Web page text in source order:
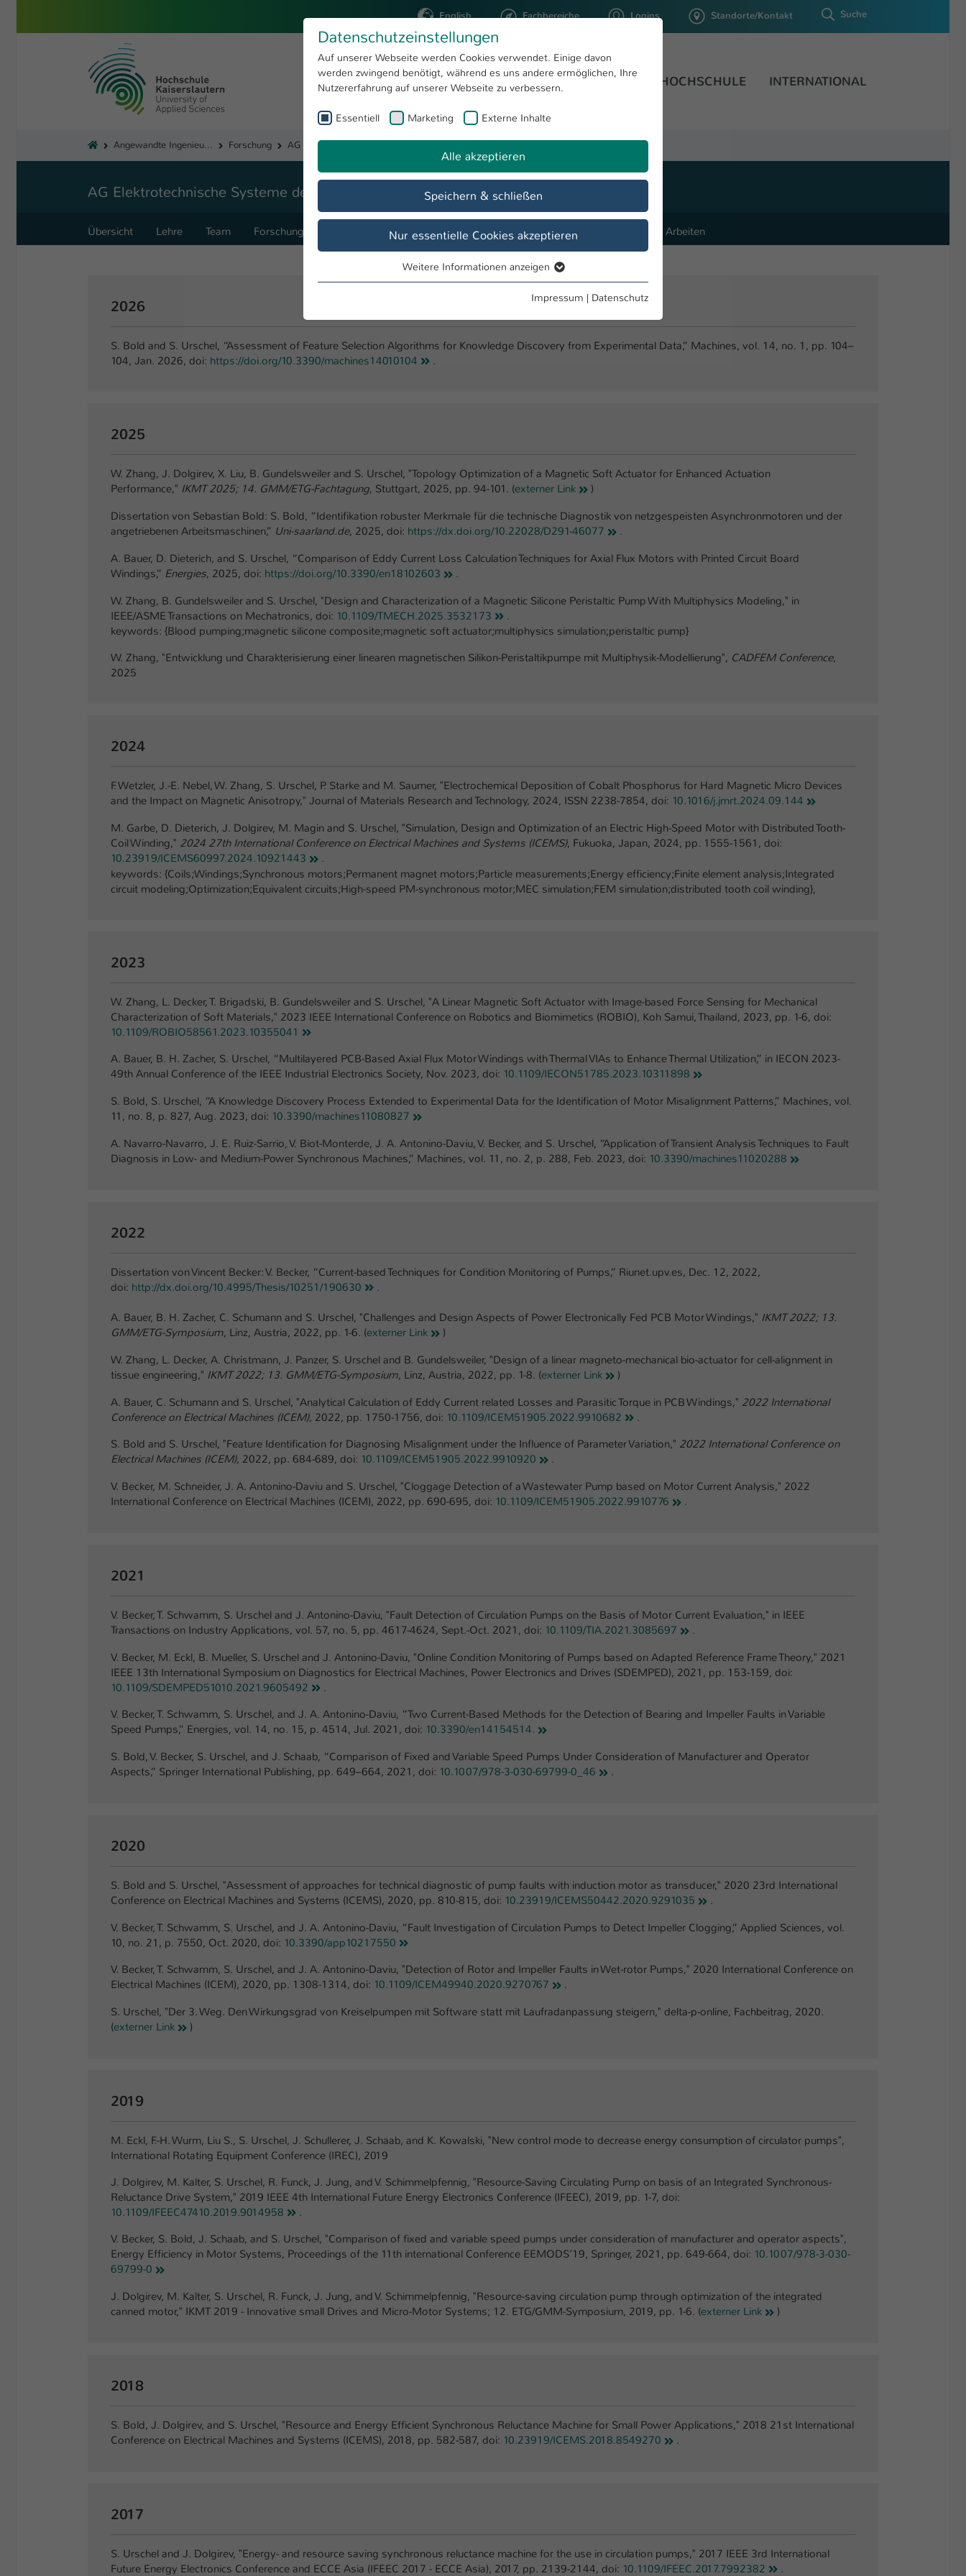
English Fachbereiche Logins Standorte/Kontakt Suche
Hochschule Kaiserslautern
STUDIUM FORSCHUNG HOCHSCHULE INTERNATIONAL
Sie sind hier: Angewandte Ingenieurwissenschaften Forschung
AG Elektrotechnische Systeme der Mechatronik
Übersicht Lehre Team Forschung Ausstattung/Dienstleistungen Veröffentlichungen Studentische Arbeiten
2026
S. Bold and S. Urschel, “Assessment of Feature Selection Algorithms for Knowledge Discovery from Experimental Data,” Machines, vol. 14, no. 1, pp. 104–
104, Jan. 2026, doi: https://doi.org/10.3390/machines14010104 .
2025
W. Zhang, J. Dolgirev, X. Liu, B. Gundelsweiler and S. Urschel, "Topology Optimization of a Magnetic Soft Actuator for Enhanced Actuation
Performance," IKMT 2025; 14. GMM/ETG-Fachtagung, Stuttgart, 2025, pp. 94-101. (externer Link
)
Dissertation von Sebastian Bold: S. Bold, “Identifikation robuster Merkmale für die technische Diagnostik von netzgespeisten Asynchronmotoren und der
angetriebenen Arbeitsmaschinen,” Uni-saarland.de, 2025, doi: https://dx.doi.org/10.22028/D291-46077
.‌
A. Bauer, D. Dieterich, and S. Urschel, “Comparison of Eddy Current Loss Calculation Techniques for Axial Flux Motors with Printed Circuit Board
Windings,” Energies, 2025, doi: https://doi.org/10.3390/en18102603
.
W. Zhang, B. Gundelsweiler and S. Urschel, "Design and Characterization of a Magnetic Silicone Peristaltic Pump With Multiphysics Modeling," in
IEEE/ASME Transactions on Mechatronics, doi: 10.1109/TMECH.2025.3532173
.
keywords: {Blood pumping;magnetic silicone composite;magnetic soft actuator;multiphysics simulation;peristaltic pump}
W. Zhang, "Entwicklung und Charakterisierung einer linearen magnetischen Silikon-Peristaltikpumpe mit Multiphysik-Modellierung", CADFEM Conference,
2025
2024
F. Wetzler, J.-E. Nebel, W. Zhang, S. Urschel, P. Starke and M. Saumer, "Electrochemical Deposition of Cobalt Phosphorus for Hard Magnetic Micro Devices
and the Impact on Magnetic Anisotropy," Journal of Materials Research and Technology, 2024, ISSN 2238-7854, doi: 10.1016/j.jmrt.2024.09.144
M. Garbe, D. Dieterich, J. Dolgirev, M. Magin and S. Urschel, "Simulation, Design and Optimization of an Electric High-Speed Motor with Distributed Tooth-
Coil Winding," 2024 27th International Conference on Electrical Machines and Systems (ICEMS), Fukuoka, Japan, 2024, pp. 1555-1561, doi:
10.23919/ICEMS60997.2024.10921443
.
keywords: {Coils;Windings;Synchronous motors;Permanent magnet motors;Particle measurements;Energy efficiency;Finite element analysis;Integrated
circuit modeling;Optimization;Equivalent circuits;High-speed PM-synchronous motor;MEC simulation;FEM simulation;distributed tooth coil winding},
2023
W. Zhang, L. Decker, T. Brigadski, B. Gundelsweiler and S. Urschel, "A Linear Magnetic Soft Actuator with Image-based Force Sensing for Mechanical
Characterization of Soft Materials," 2023 IEEE International Conference on Robotics and Biomimetics (ROBIO), Koh Samui, Thailand, 2023, pp. 1-6, doi:
10.1109/ROBIO58561.2023.10355041
A. Bauer, B. H. Zacher, S. Urschel, “Multilayered PCB-Based Axial Flux Motor Windings with Thermal VIAs to Enhance Thermal Utilization,” in IECON 2023-
49th Annual Conference of the IEEE Industrial Electronics Society, Nov. 2023, doi: 10.1109/IECON51785.2023.10311898
S. Bold, S. Urschel, “A Knowledge Discovery Process Extended to Experimental Data for the Identification of Motor Misalignment Patterns,” Machines, vol.
11, no. 8, p. 827, Aug. 2023, doi: 10.3390/machines11080827
A. Navarro-Navarro, J. E. Ruiz-Sarrio, V. Biot-Monterde, J. A. Antonino-Daviu, V. Becker, and S. Urschel, “Application of Transient Analysis Techniques to Fault
Diagnosis in Low- and Medium-Power Synchronous Machines,” Machines, vol. 11, no. 2, p. 288, Feb. 2023, doi: 10.3390/machines11020288
2022
Dissertation von Vincent Becker: V. Becker, “Current-based Techniques for Condition Monitoring of Pumps,” Riunet.upv.es, Dec. 12, 2022,
doi: http://dx.doi.org/10.4995/Thesis/10251/190630 .
A. Bauer, B. H. Zacher, C. Schumann and S. Urschel, "Challenges and Design Aspects of Power Electronically Fed PCB Motor Windings," IKMT 2022; 13.
GMM/ETG-Symposium, Linz, Austria, 2022, pp. 1-6. (externer Link
)
W. Zhang, L. Decker, A. Christmann, J. Panzer, S. Urschel and B. Gundelsweiler, "Design of a linear magneto-mechanical bio-actuator for cell-alignment in
tissue engineering," IKMT 2022; 13. GMM/ETG-Symposium, Linz, Austria, 2022, pp. 1-8. (externer Link
)
A. Bauer, C. Schumann and S. Urschel, "Analytical Calculation of Eddy Current related Losses and Parasitic Torque in PCB Windings," 2022 International
Conference on Electrical Machines (ICEM), 2022, pp. 1750-1756, doi: 10.1109/ICEM51905.2022.9910682
.
S. Bold and S. Urschel, "Feature Identification for Diagnosing Misalignment under the Influence of Parameter Variation," 2022 International Conference on
Electrical Machines (ICEM), 2022, pp. 684-689, doi: 10.1109/ICEM51905.2022.9910920
.
V. Becker, M. Schneider, J. A. Antonino-Daviu and S. Urschel, "Cloggage Detection of a Wastewater Pump based on Motor Current Analysis," 2022
International Conference on Electrical Machines (ICEM), 2022, pp. 690-695, doi: 10.1109/ICEM51905.2022.9910776 .
2021
V. Becker, T. Schwamm, S. Urschel and J. Antonino-Daviu, "Fault Detection of Circulation Pumps on the Basis of Motor Current Evaluation," in IEEE
Transactions on Industry Applications, vol. 57, no. 5, pp. 4617-4624, Sept.-Oct. 2021, doi: 10.1109/TIA.2021.3085697
.
V. Becker, M. Eckl, B. Mueller, S. Urschel and J. Antonino-Daviu, "Online Condition Monitoring of Pumps based on Adapted Reference Frame Theory," 2021
IEEE 13th International Symposium on Diagnostics for Electrical Machines, Power Electronics and Drives (SDEMPED), 2021, pp. 153-159, doi:
10.1109/SDEMPED51010.2021.9605492
.
V. Becker, T. Schwamm, S. Urschel, and J. A. Antonino-Daviu, “Two Current-Based Methods for the Detection of Bearing and Impeller Faults in Variable
Speed Pumps,” Energies, vol. 14, no. 15, p. 4514, Jul. 2021, doi: 10.3390/en14154514.
S. Bold, V. Becker, S. Urschel, and J. Schaab, “Comparison of Fixed and Variable Speed Pumps Under Consideration of Manufacturer and Operator
Aspects,” Springer International Publishing, pp. 649–664, 2021, doi: 10.1007/978-3-030-69799-0_46 .
2020
S. Bold and S. Urschel, "Assessment of approaches for technical diagnostic of pump faults with induction motor as transducer," 2020 23rd International
Conference on Electrical Machines and Systems (ICEMS), 2020, pp. 810-815, doi: 10.23919/ICEMS50442.2020.9291035
.
V. Becker, T. Schwamm, S. Urschel, and J. A. Antonino-Daviu, “Fault Investigation of Circulation Pumps to Detect Impeller Clogging,” Applied Sciences, vol.
10, no. 21, p. 7550, Oct. 2020, doi: 10.3390/app10217550
V. Becker, T. Schwamm, S. Urschel, and J. A. Antonino-Daviu, "Detection of Rotor and Impeller Faults in Wet-rotor Pumps," 2020 International Conference on
Electrical Machines (ICEM), 2020, pp. 1308-1314, doi: 10.1109/ICEM49940.2020.9270767
.
S. Urschel, "Der 3. Weg. Den Wirkungsgrad von Kreiselpumpen mit Software statt mit Laufradanpassung steigern," delta-p-online, Fachbeitrag, 2020.
(externer Link )
2019
M. Eckl, F.-H. Wurm, Liu S., S. Urschel, J. Schullerer, J. Schaab, and K. Kowalski, "New control mode to decrease energy consumption of circulator pumps",
International Rotating Equipment Conference (IREC), 2019
J. Dolgirev, M. Kalter, S. Urschel, R. Funck, J. Jung, and V. Schimmelpfennig, "Resource-Saving Circulating Pump on basis of an Integrated Synchronous-
Reluctance Drive System," 2019 IEEE 4th International Future Energy Electronics Conference (IFEEC), 2019, pp. 1-7, doi:
10.1109/IFEEC47410.2019.9014958
.
V. Becker, S. Bold, J. Schaab, and S. Urschel, "Comparison of fixed and variable speed pumps under consideration of manufacturer and operator aspects",
Energy Efficiency in Motor Systems, Proceedings of the 11th international Conference EEMODS’19, Springer, 2021, pp. 649-664, doi: 10.1007/978-3-030-
69799-0
J. Dolgirev, M. Kalter, S. Urschel, R. Funck, J. Jung, and V. Schimmelpfennig, "Resource-saving circulation pump through optimization of the integrated
canned motor," IKMT 2019 - Innovative small Drives and Micro-Motor Systems; 12. ETG/GMM-Symposium, 2019, pp. 1-6. (externer Link )
2018
S. Bold, J. Dolgirev, and S. Urschel, "Resource and Energy Efficient Synchronous Reluctance Machine for Small Power Applications," 2018 21st International
Conference on Electrical Machines and Systems (ICEMS), 2018, pp. 582-587, doi: 10.23919/ICEMS.2018.8549270 .
2017
S. Urschel and J. Dolgirev, "Energy- and resource saving synchronous reluctance machine for the use in circulation pumps," 2017 IEEE 3rd International
Future Energy Electronics Conference and ECCE Asia (IFEEC 2017 - ECCE Asia), 2017, pp. 2139-2144, doi: 10.1109/IFEEC.2017.7992382 .
Datenschutzeinstellungen
Auf unserer Webseite werden Cookies verwendet. Einige davon
werden zwingend benötigt, während es uns andere ermöglichen, Ihre
Nutzererfahrung auf unserer Webseite zu verbessern.
Essentiell Marketing Externe Inhalte
Alle akzeptieren
Speichern & schließen
Nur essentielle Cookies akzeptieren
Essentielle Cookies werden für grundlegende Funktionen der
einwandfrei funktioniert.
Name cookie_optin
Anbieter TYPO3
Laufzeit 1 Jahr
Zweck
Dieser Wert speichert Ihre Consent-
Einstellungen. Unter anderem eine zufällig
generierte ID, für die historische Speicherung
Webseiten-Betreiber dies eingestellt hat.
Zweck
Dieses Cookie ist ein Standard-Session-Cookie
Logins die Session-ID. So kann der eingeloggte
Benutzer wiedererkannt werden und es wird
Zweck
Dieser Cookie teilt der Webseite mit, ob ein
Besucher im Typo3-Backend angemeldet ist und
Cookie-Informationen anzeigen
Name _pk_*.*
Anbieter Hochschule Kaiserslautern
Zweck
Cookie von Matomo für Website-Analysen.
Erzeugt statistische Daten darüber, wie der
Besucher die Website nutzt.
Cookie-Informationen anzeigen
Externe Inhalte
Vimeo, Issuu), um Ihnen zusätzliche Informationen anzubieten.
Weitere Informationen anzeigen
Impressum | Datenschutz